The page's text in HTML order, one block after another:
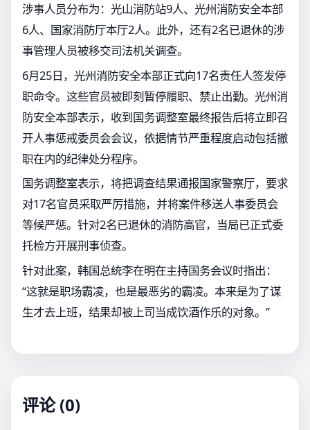
涉事人员分布为：光山消防站9人、光州消防安全本部
6人、国家消防厅本厅2人。此外，还有2名已退休的涉
事管理人员被移交司法机关调查。
6月25日，光州消防安全本部正式向17名责任人签发停
职命令。这些官员被即刻暂停履职、禁止出勤。光州消
防安全本部表示，收到国务调整室最终报告后将立即召
开人事惩戒委员会会议，依据情节严重程度启动包括撤
职在内的纪律处分程序。
国务调整室表示，将把调查结果通报国家警察厅，要求
对17名官员采取严厉措施，并将案件移送人事委员会
等候严惩。针对2名已退休的消防高官，当局已正式委
托检方开展刑事侦查。
针对此案，韩国总统李在明在主持国务会议时指出：
“这就是职场霸凌，也是最恶劣的霸凌。本来是为了谋
生才去上班，结果却被上司当成饮酒作乐的对象。”
评论 (0)